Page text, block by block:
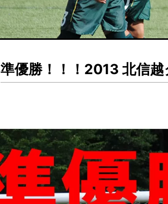
準優勝！！！2013 北信